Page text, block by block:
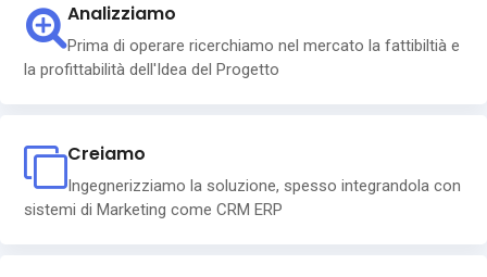
Analizziamo
Prima di operare ricerchiamo nel mercato la fattibiltià e
la profittabilità dell'Idea del Progetto
Creiamo
Ingegnerizziamo la soluzione, spesso integrandola con
sistemi di Marketing come CRM ERP